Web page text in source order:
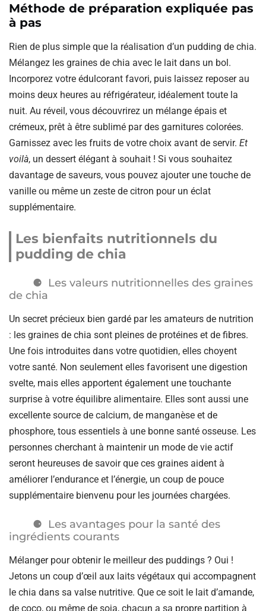
Méthode de préparation expliquée pas
à pas
Rien de plus simple que la réalisation d’un pudding de chia.
Mélangez les graines de chia avec le lait dans un bol.
Incorporez votre édulcorant favori, puis laissez reposer au
moins deux heures au réfrigérateur, idéalement toute la
nuit. Au réveil, vous découvrirez un mélange épais et
crémeux, prêt à être sublimé par des garnitures colorées.
Garnissez avec les fruits de votre choix avant de servir. Et
voilà, un dessert élégant à souhait ! Si vous souhaitez
davantage de saveurs, vous pouvez ajouter une touche de
vanille ou même un zeste de citron pour un éclat
supplémentaire.
Les bienfaits nutritionnels du
pudding de chia
Les valeurs nutritionnelles des graines
de chia
Un secret précieux bien gardé par les amateurs de nutrition
: les graines de chia sont pleines de protéines et de fibres.
Une fois introduites dans votre quotidien, elles choyent
votre santé. Non seulement elles favorisent une digestion
svelte, mais elles apportent également une touchante
surprise à votre équilibre alimentaire. Elles sont aussi une
excellente source de calcium, de manganèse et de
phosphore, tous essentiels à une bonne santé osseuse. Les
personnes cherchant à maintenir un mode de vie actif
seront heureuses de savoir que ces graines aident à
améliorer l’endurance et l’énergie, un coup de pouce
supplémentaire bienvenu pour les journées chargées.
Les avantages pour la santé des
ingrédients courants
Mélanger pour obtenir le meilleur des puddings ? Oui !
Jetons un coup d’œil aux laits végétaux qui accompagnent
le chia dans sa valse nutritive. Que ce soit le lait d’amande,
de coco, ou même de soja, chacun a sa propre partition à